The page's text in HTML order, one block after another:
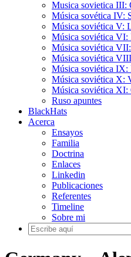
Musica sovietica III:
Música sovética IV:
Música soviética V:
Música soviética
Música soviética
Música soviética
Música soviética IX:
Música soviética X:
Música soviética
Ruso apuntes
BlackHats
Acerca
Ensayos
Familia
Doctrina
Enlaces
Linkedin
Publicaciones
Referentes
Timeline
Sobre mi